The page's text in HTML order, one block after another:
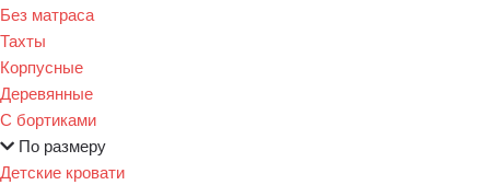
Без матраса
Тахты
Корпусные
Деревянные
С бортиками
По размеру
Детские кровати